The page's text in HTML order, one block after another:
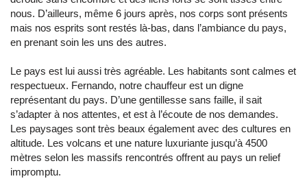
nous. D’ailleurs, même 6 jours après, nos corps sont présents
mais nos esprits sont restés là-bas, dans l’ambiance du pays,
en prenant soin les uns des autres.
Le pays est lui aussi très agréable. Les habitants sont calmes et
respectueux. Fernando, notre chauffeur est un digne
représentant du pays. D’une gentillesse sans faille, il sait
s’adapter à nos attentes, et est à l’écoute de nos demandes.
Les paysages sont très beaux également avec des cultures en
altitude. Les volcans et une nature luxuriante jusqu’à 4500
mètres selon les massifs rencontrés offrent au pays un relief
impromptu.